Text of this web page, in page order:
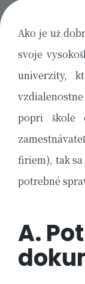
Ako je už
svoje
univerzity,
popri škole
firiem), tak
potrebné
A.